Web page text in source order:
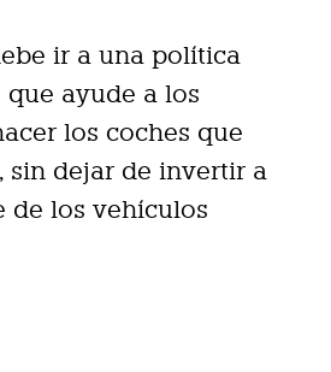
ir a una política
que ayude a los
los coches que
sin dejar de invertir a
de los vehículos